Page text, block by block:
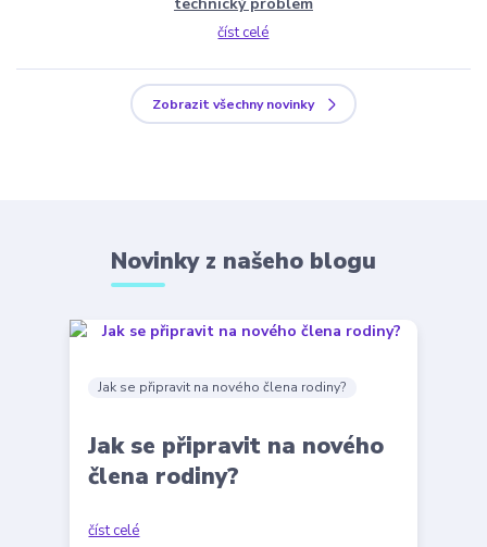
číst celé
Zobrazit všechny novinky
Novinky z našeho blogu
Jak se připravit na nového člena rodiny?
Jak se připravit na nového
člena rodiny?
číst celé